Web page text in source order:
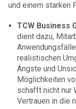
und einem starken
TCW Business
dient dazu,
realistischen
Ängste und
Möglichkeiten
schafft nicht nur
Vertrauen in die